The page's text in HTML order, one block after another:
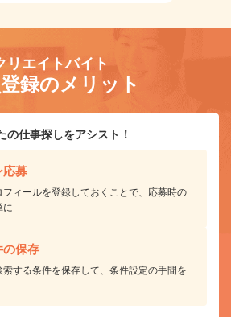
リエイトバイト
録のメリット
の仕事探しをアシスト！
応募
フィールを登録しておくことで、応募時の
に
の保存
索する条件を保存して、条件設定の手間を